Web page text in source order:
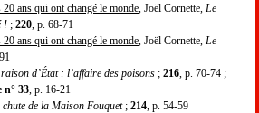
ans qui ont changé le monde , Joël Cornette, Le
! ; 220 , p. 68-71
ans qui ont changé le monde , Joël Cornette, Le
d’État : l’affaire des poisons ; 216 , p. 70-74 ;
n° 33 , p. 16-21
chute de la Maison Fouquet; 214 , p. 54-59